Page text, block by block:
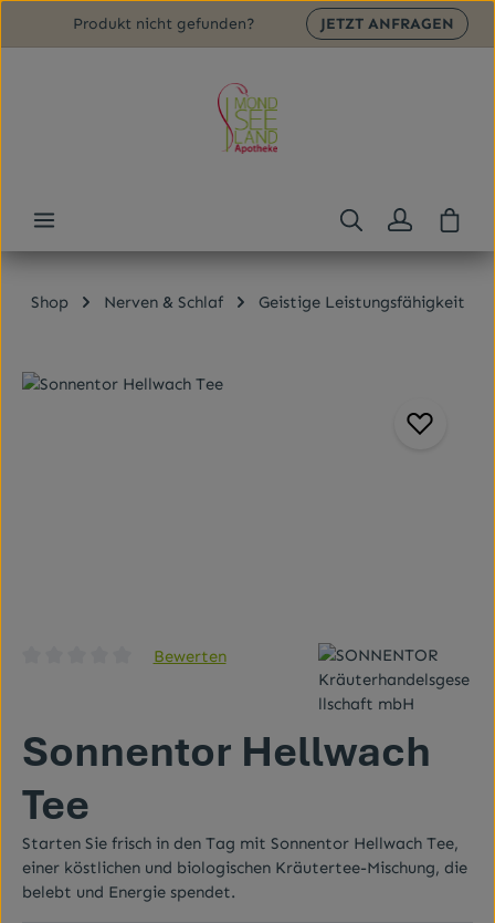
Zum Hauptinhalt springen
Produkt nicht gefunden? JETZT ANFRAGEN
Shop Nerven & Schlaf Geistige Leistungsfähigkeit
Bildergalerie überspringen
Durchschnittliche Bewertung von 0 von 5 Sternen
Bewerten
Sonnentor Hellwach
Tee
Starten Sie frisch in den Tag mit Sonnentor Hellwach Tee,
einer köstlichen und biologischen Kräutertee-Mischung, die
belebt und Energie spendet.